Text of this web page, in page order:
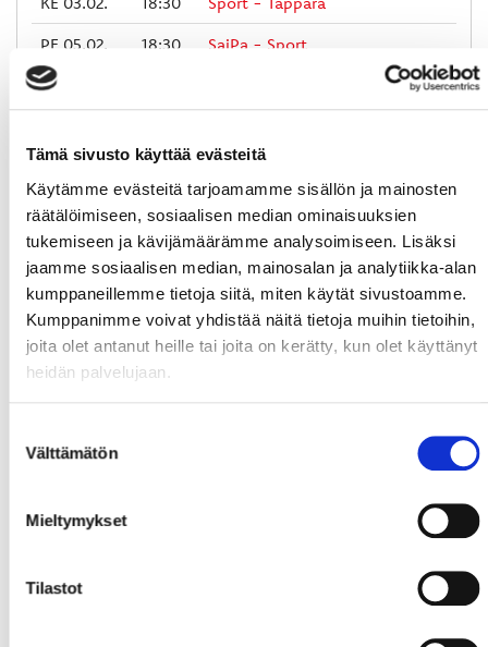
Tämä sivusto käyttää evästeitä
Käytämme evästeitä tarjoamamme sisällön ja mainosten
räätälöimiseen, sosiaalisen median ominaisuuksien
tukemiseen ja kävijämäärämme analysoimiseen. Lisäksi
jaamme sosiaalisen median, mainosalan ja analytiikka-alan
kumppaneillemme tietoja siitä, miten käytät sivustoamme.
Kumppanimme voivat yhdistää näitä tietoja muihin tietoihin,
joita olet antanut heille tai joita on kerätty, kun olet käyttänyt
heidän palvelujaan.
valinta
Välttämätön
Mieltymykset
Tilastot
PE 05.02.
18:30
SaiPa - Sport
LA 06.02.
18:30
LA 20.02.
17:00
Sport - HPK
KE 24.02.
18:30
Sport - HIFK
PE 26.02.
18:30
Tappara - Sport
LA 27.02.
Maaliskuu 2027
PE 05.03.
PE 12.03.